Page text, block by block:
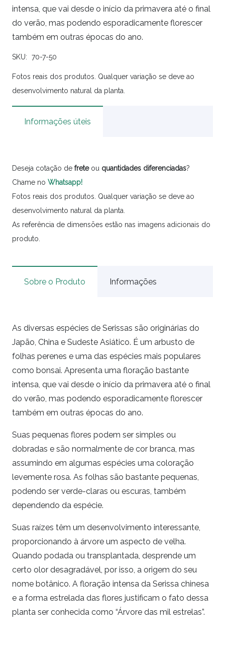
intensa, que vai desde o início da primavera até o final
do verão, mas podendo esporadicamente florescer
também em outras épocas do ano.
SKU: 70-7-50
Fotos reais dos produtos. Qualquer variação se deve ao
desenvolvimento natural da planta.
Informações úteis
Deseja cotação de freteou quantidades diferenciadas?
Chame no Whatsapp!
Fotos reais dos produtos. Qualquer variação se deve ao
desenvolvimento natural da planta.
As referência de dimensões estão nas imagens adicionais do
produto.
Sobre o Produto Informações
As diversas espécies de Serissas são originárias do
Japão, China e Sudeste Asiático. É um arbusto de
folhas perenes e uma das espécies mais populares
como bonsai. Apresenta uma floração bastante
intensa, que vai desde o início da primavera até o final
do verão, mas podendo esporadicamente florescer
também em outras épocas do ano.
Suas pequenas flores podem ser simples ou
dobradas e são normalmente de cor branca, mas
assumindo em algumas espécies uma coloração
levemente rosa. As folhas são bastante pequenas,
podendo ser verde-claras ou escuras, também
dependendo da espécie.
Suas raízes têm um desenvolvimento interessante,
proporcionando à árvore um aspecto de velha.
Quando podada ou transplantada, desprende um
certo olor desagradável, por isso, a origem do seu
nome botânico. A floração intensa da Serissa chinesa
e a forma estrelada das flores justificam o fato dessa
planta ser conhecida como “Árvore das mil estrelas”.